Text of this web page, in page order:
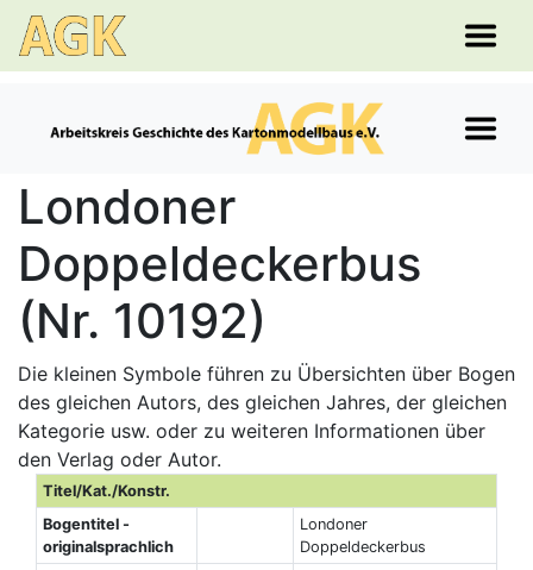
Londoner
Doppeldeckerbus
(Nr. 10192)
Die kleinen Symbole führen zu Übersichten über Bogen
des gleichen Autors, des gleichen Jahres, der gleichen
Kategorie usw. oder zu weiteren Informationen über
den Verlag oder Autor.
Titel/Kat./Konstr.
Bogentitel -
originalsprachlich
Londoner
Doppeldeckerbus